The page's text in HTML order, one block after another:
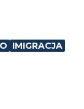
IMIGRACJA